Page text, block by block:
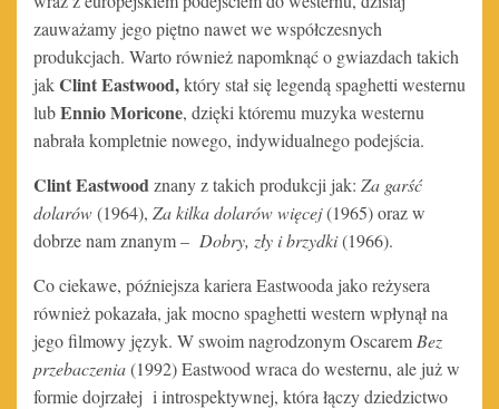
zauważamy jego piętno nawet we współczesnych
produkcjach. Warto również napomknąć o gwiazdach takich
jakClint Eastwood,który stał się legendą spaghetti westernu
lubEnnio Moricone, dzięki któremu muzyka westernu
nabrała kompletnie nowego, indywidualnego podejścia.
Clint Eastwoodznany z takich produkcji jak: Za garść
dolarów(1964), Za kilka dolarów więcej(1965) oraz w
dobrze nam znanym – Dobry, zły i brzydki(1966).
Co ciekawe, późniejsza kariera Eastwooda jako reżysera
również pokazała, jak mocno spaghetti western wpłynął na
jego filmowy język. W swoim nagrodzonym Oscarem Bez
przebaczenia(1992) Eastwood wraca do westernu, ale już w
formie dojrzałej i introspektywnej, która łączy dziedzictwo